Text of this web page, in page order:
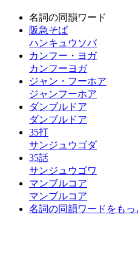
名詞の同韻ワード
阪急そば
ハンキュウソバ
カンフー・ヨガ
カンフーヨガ
ジャン・フーホア
ジャンフーホア
ダンブルドア
ダンブルドア
35打
サンジュウゴダ
35話
サンジュウゴワ
マンブルコア
マンブルコア
名詞の同韻ワードをもっ